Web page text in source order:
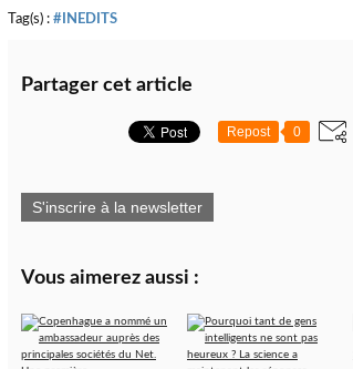
Tag(s) : #INEDITS
Partager cet article
Repost 0
S'inscrire à la newsletter
Vous aimerez aussi :